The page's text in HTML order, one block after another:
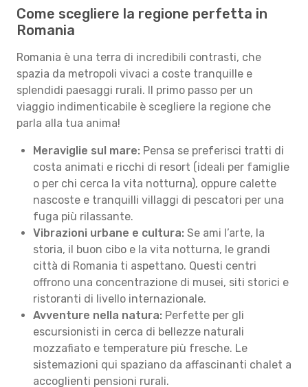
Come scegliere la regione perfetta in
Romania
Romania è una terra di incredibili contrasti, che
spazia da metropoli vivaci a coste tranquille e
splendidi paesaggi rurali. Il primo passo per un
viaggio indimenticabile è scegliere la regione che
parla alla tua anima!
Meraviglie sul mare: Pensa se preferisci tratti di
costa animati e ricchi di resort (ideali per famiglie
o per chi cerca la vita notturna), oppure calette
nascoste e tranquilli villaggi di pescatori per una
fuga più rilassante.
Vibrazioni urbane e cultura: Se ami l’arte, la
storia, il buon cibo e la vita notturna, le grandi
città di Romania ti aspettano. Questi centri
offrono una concentrazione di musei, siti storici e
ristoranti di livello internazionale.
Avventure nella natura: Perfette per gli
escursionisti in cerca di bellezze naturali
mozzafiato e temperature più fresche. Le
sistemazioni qui spaziano da affascinanti chalet a
accoglienti pensioni rurali.